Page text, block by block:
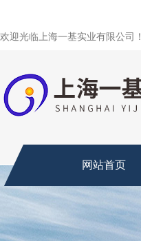
欢迎光临上海一基实业有限公司！
网站首页